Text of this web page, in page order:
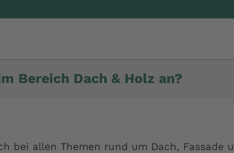
Bereich Dach & Holz an?
bei allen Themen rund um Dach, Fassade